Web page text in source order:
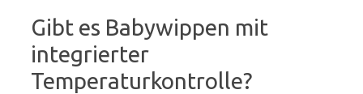
Gibt es Babywippen mit
integrierter
Temperaturkontrolle?